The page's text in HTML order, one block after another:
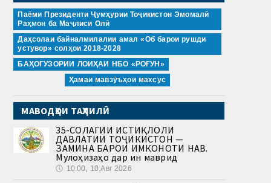
Паёми Президенти Ҷумҳурии Тоҷикистон Эмомалӣ
Раҳмон ба Маҷлиси Олӣ
Даҳсолаи байналмилалии амал «Об барои рушди
устувор» солҳои 2018-2028
БАҲОГУЗОРИИ ЛОИҲАИ НБО «РОҒУН»
Ҳамаи мавзӯъҳои махсус
МАВОДҲОИ ТАҲЛИЛӢ
35-СОЛАГИИ ИСТИҚЛОЛИ
ДАВЛАТИИ ТОҶИКИСТОН —
ЗАМИНА БАРОИ ИМКОНОТИ НАВ.
Мулоҳизаҳо дар ин маврид
🕔 10:00, 10.Авг 2026